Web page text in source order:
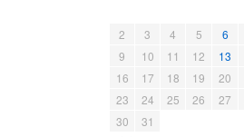
2
3 4 5 6
9
10 11 12 13
16
17 18 19 20
23
24 25 26 27
30
31